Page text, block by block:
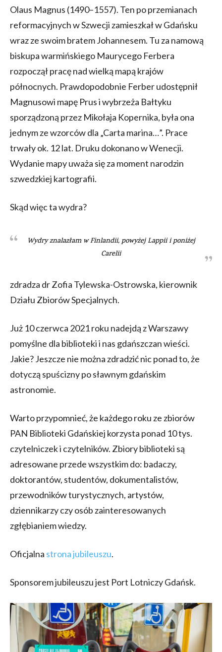
Olaus Magnus (1490–1557). Ten po przemianach
reformacyjnych w Szwecji zamieszkał w Gdańsku
wraz ze swoim bratem Johannesem. Tu za namową
biskupa warmińskiego Maurycego Ferbera
rozpoczął pracę nad wielką mapą krajów
północnych. Prawdopodobnie Ferber udostępnił
Magnusowi mapę Prus i wybrzeża Bałtyku
sporządzoną przez Mikołaja Kopernika, była ona
jednym ze wzorców dla „Carta marina…”. Prace
trwały ok. 12 lat. Druku dokonano w Wenecji.
Wydanie mapy uważa się za moment narodzin
szwedzkiej kartografii.
Skąd więc ta wydra?
Wydry znalazłam w Finlandii, powyżej Lappii i poniżej
Carelii
zdradza dr Zofia Tylewska-Ostrowska, kierownik
Działu Zbiorów Specjalnych.
Już 10 czerwca 2021 roku nadejdą z Warszawy
pomyślne dla biblioteki i nas gdańszczan wieści.
Jakie? Jeszcze nie można zdradzić nic ponad to, że
dotyczą spuścizny po sławnym gdańskim
astronomie.
Warto przypomnieć, że każdego roku ze zbiorów
PAN Biblioteki Gdańskiej korzysta ponad 10 tys.
czytelniczek i czytelników. Zbiory biblioteki są
adresowane przede wszystkim do: badaczy,
doktorantów, studentów, dokumentalistów,
przewodników turystycznych, artystów,
dziennikarzy czy osób zainteresowanych
zgłębianiem wiedzy.
Oficjalna strona jubileuszu.
Sponsorem jubileuszu jest Port Lotniczy Gdańsk.